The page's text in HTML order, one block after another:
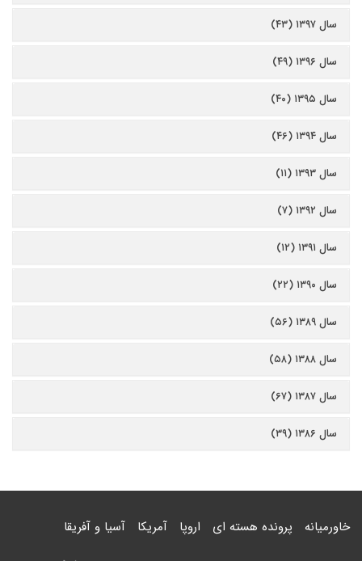
سال ۱۳۹۷ (۴۳)
سال ۱۳۹۶ (۴۹)
سال ۱۳۹۵ (۴۰)
سال ۱۳۹۴ (۴۶)
سال ۱۳۹۳ (۱۱)
سال ۱۳۹۲ (۷)
سال ۱۳۹۱ (۱۲)
سال ۱۳۹۰ (۲۲)
سال ۱۳۸۹ (۵۶)
سال ۱۳۸۸ (۵۸)
سال ۱۳۸۷ (۶۷)
سال ۱۳۸۶ (۳۹)
خاورمیانه پرونده هسته ای اروپا آمریکا آسیا و آفریقا